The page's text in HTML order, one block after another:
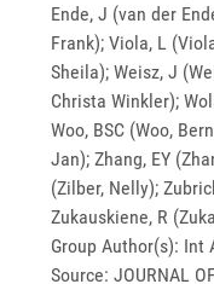
Ende, J (van der
Frank); Viola, L
Sheila); Weisz, J
Christa Winkler);
Woo, BSC (Woo,
Jan); Zhang, EY
(Zilber, Nelly);
Zukauskiene, R
Group Author(s): Int
Source: JOURNAL